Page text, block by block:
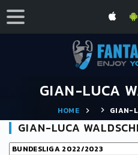
GIAN-LUCA
HOME GIAN-
GIAN-LUCA